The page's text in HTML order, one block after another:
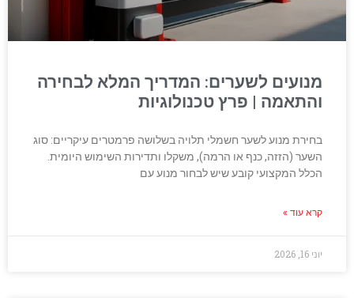
מנועים לשערים: המדריך המלא לבחירה
והתאמה | פרץ טכנולוגיות
בחירת מנוע לשער חשמלי תלויה בשלושה פרמטרים עיקריים: סוג
השער (הזזה, כנף או הרמה), משקלו ותדירות השימוש היומית.
הכלל המקצועי קובע שיש לבחור מנוע עם
קרא עוד »
יוני 16, 2026